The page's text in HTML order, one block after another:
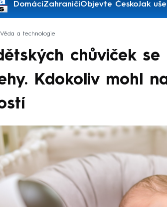
DomácíZahraničíObjevte ČeskoJak
Pořady
Věda a technologie
chůviček
Kdokoliv mohl